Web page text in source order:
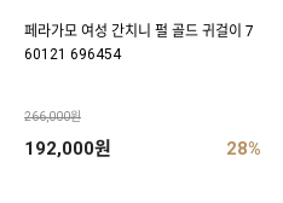
페라가모 여성 간치니 펄 골드 귀걸이 7
60121 696454
266,000원
192,000원 28%